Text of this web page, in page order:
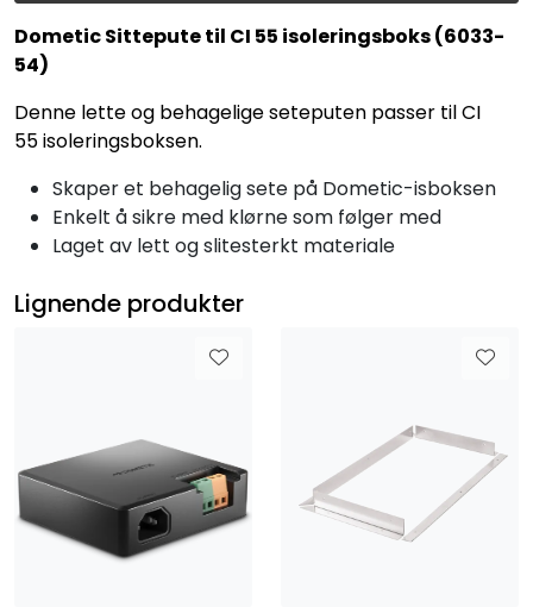
Dometic Sittepute til CI 55 isoleringsboks (6033-
54)
Denne lette og behagelige seteputen passer til CI
55 isoleringsboksen.
Skaper et behagelig sete på Dometic-isboksen
Enkelt å sikre med klørne som følger med
Laget av lett og slitesterkt materiale
Lignende produkter